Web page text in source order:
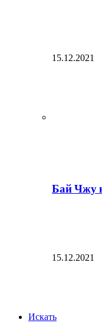
15.12.2021
Бай Чжу
15.12.2021
Искать